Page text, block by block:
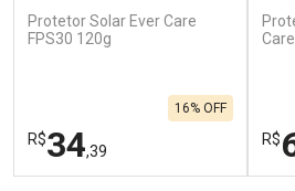
Protetor Solar Ever Care
FPS30 120g
R$34,39
16% OFF
R$